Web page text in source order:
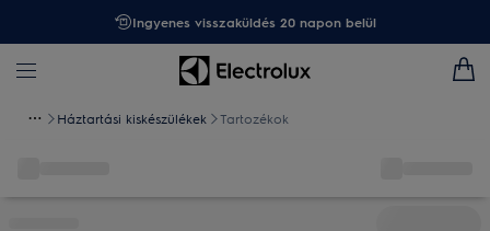
Ingyenes visszaküldés 20 napon belül
Háztartási kiskészülékek Tartozékok